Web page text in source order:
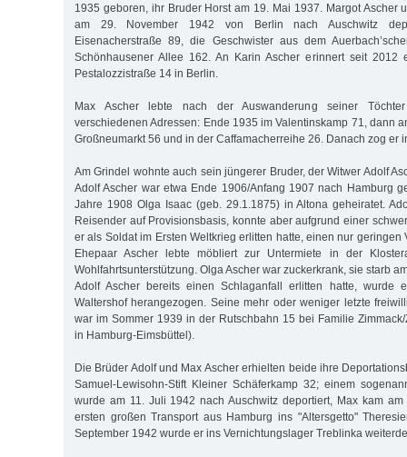
1935 geboren, ihr Bruder Horst am 19. Mai 1937. Margot Ascher
am 29. November 1942 von Berlin nach Auschwitz
Eisenacherstraße 89, die Geschwister aus dem
Schönhausener Allee 162. An Karin Ascher erinnert seit 2012
Pestalozzistraße 14 in Berlin.
Max Ascher lebte nach der Auswanderung seiner
verschiedenen Adressen: Ende 1935 im Valentinskamp 71, dann
Großneumarkt 56 und in der Caffamacherreihe 26. Danach zog er
Am Grindel wohnte auch sein jüngerer Bruder, der Witwer Adolf
Adolf Ascher war etwa Ende 1906/Anfang 1907 nach Hamburg
Jahre 1908 Olga Isaac (geb. 29.1.1875) in Altona geheiratet.
Reisender auf Provisionsbasis, konnte aber aufgrund einer
er als Soldat im Ersten Weltkrieg erlitten hatte, einen nur geringen
Ehepaar Ascher lebte möbliert zur Untermiete in der
Wohlfahrtsunterstützung. Olga Ascher war zuckerkrank, sie starb
Adolf Ascher bereits einen Schlaganfall erlitten hatte, wurde
Waltershof herangezogen. Seine mehr oder weniger letzte
war im Sommer 1939 in der Rutschbahn 15 bei Familie
in Hamburg-Eimsbüttel).
Die Brüder Adolf und Max Ascher erhielten beide ihre
Samuel-Lewisohn-Stift Kleiner Schäferkamp 32; einem
wurde am 11. Juli 1942 nach Auschwitz deportiert, Max kam
ersten großen Transport aus Hamburg ins "Altersgetto"
September 1942 wurde er ins Vernichtungslager Treblinka